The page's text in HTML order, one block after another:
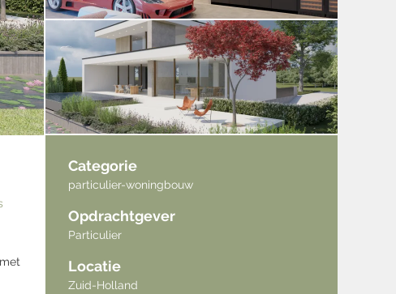
Categorie
particulier-woningbouw
Opdrachtgever
Particulier
Locatie
Zuid-Holland